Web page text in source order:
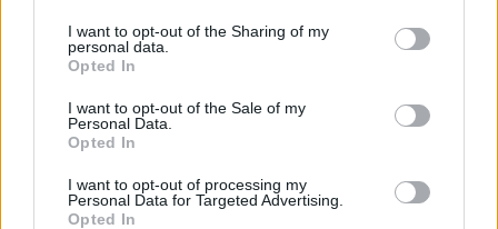
I want to opt-out of the Sharing of my
personal data.
Opted In
I want to opt-out of the Sale of my
Personal Data.
Opted In
I want to opt-out of processing my
Personal Data for Targeted Advertising.
Opted In